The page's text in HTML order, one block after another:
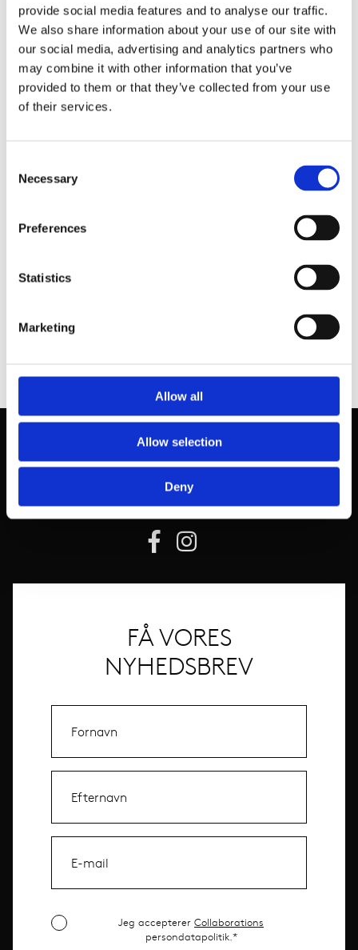
provide social media features and to analyse our traffic.
We also share information about your use of our site with
our social media, advertising and analytics partners who
may combine it with other information that you’ve
provided to them or that they’ve collected from your use
of their services.
Selection
Necessary
Preferences
Statistics
Marketing
Allow all
Allow selection
Deny
Tlf.:5180 8054
FÅ VORES
NYHEDSBREV
Jeg accepterer Collaborations
persondatapolitik.*